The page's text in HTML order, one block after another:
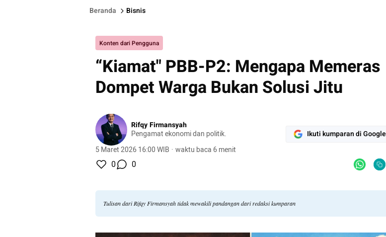
Beranda Bisnis
Konten dari Pengguna
“Kiamat" PBB-P2: Mengapa Memeras
Dompet Warga Bukan Solusi Jitu
Rifqy Firmansyah
Pengamat ekonomi dan politik.
5 Maret 2026 16:00 WIB · waktu baca 6 menit
Ikuti kumparan di Google
0 0
Tulisan dari Rifqy Firmansyah tidak mewakili pandangan dari redaksi kumparan